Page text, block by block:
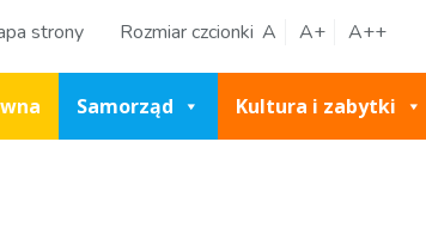
strony Rozmiar czcionki A A+ A++
Samorząd Kultura i zabytki